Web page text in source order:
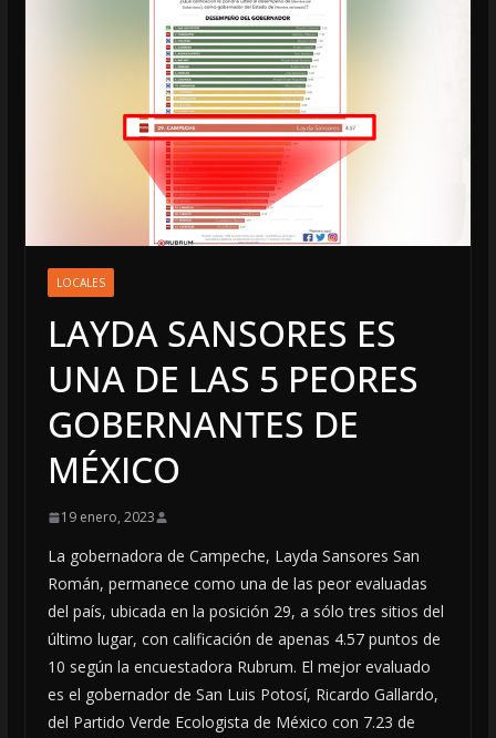
LOCALES
LAYDA SANSORES ES
UNA DE LAS 5 PEORES
GOBERNANTES DE
MÉXICO
19 enero, 2023
La gobernadora de Campeche, Layda Sansores San
Román, permanece como una de las peor evaluadas
del país, ubicada en la posición 29, a sólo tres sitios del
último lugar, con calificación de apenas 4.57 puntos de
10 según la encuestadora Rubrum. El mejor evaluado
es el gobernador de San Luis Potosí, Ricardo Gallardo,
del Partido Verde Ecologista de México con 7.23 de